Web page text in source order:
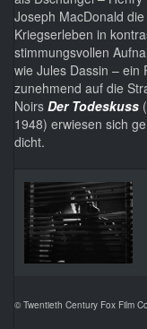
Joseph MacDonald
Kriegserleben in
stimmungsvollen
wie Jules Dassin – ein
zunehmend auf die
Noirs Der Todeskuss
1948) erwiesen sich
dicht.
© Twentieth Century Fox Film